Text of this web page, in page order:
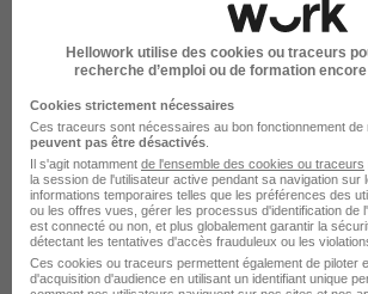
Directeur Transformation
Courant Anglais H/F
Michael Page Intérim Management
Paris 8e - 75 Intérim Temps partiel
Cette offre n’est plus disponible
Hellowork utilise des cookies ou traceurs
recherche d’emploi ou de formation
Cookies strictement nécessaires
Ces traceurs sont nécessaires au bon fonctionnement
peuvent pas être désactivés
Il s'agit notamment de l'ensemble des cookies ou traceurs
la session de l'utilisateur active pendant sa navigation sur
informations temporaires telles que les préférences des
ou les offres vues, gérer les processus d'identification de
est connecté ou non, et plus globalement garantir la
détectant les tentatives d'accès frauduleux ou les
Ces cookies ou traceurs permettent également de piloter
d'acquisition d'audience en utilisant un identifiant unique